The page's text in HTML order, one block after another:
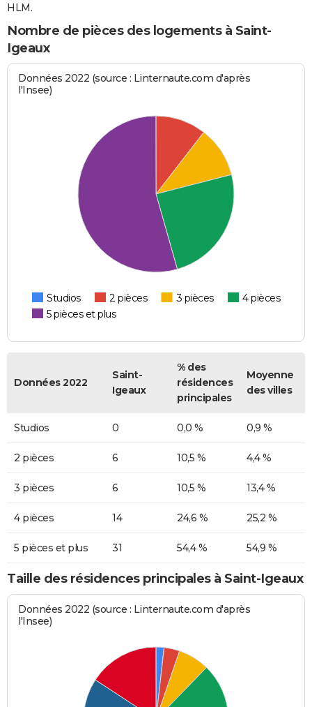
HLM.
Nombre de pièces des logements à Saint-
Igeaux
Données 2022 (source : Linternaute.com d'après
l'Insee)
Studios 2 pièces 3 pièces
4 pièces
5 pièces et plus
Données 2022
Saint-
Igeaux
% des
résidences
principales
Moyenne
des villes
Studios 0 0,0 % 0,9 %
2 pièces 6 10,5 % 4,4 %
3 pièces 6 10,5 % 13,4 %
4 pièces 14 24,6 % 25,2 %
5 pièces et plus 31 54,4 % 54,9 %
Taille des résidences principales à Saint-Igeaux
Données 2022 (source : Linternaute.com d'après
l'Insee)